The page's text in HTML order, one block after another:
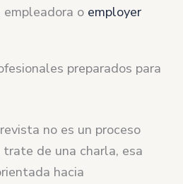
o employer
preparados para
no es un proceso
de una charla, esa
hacia